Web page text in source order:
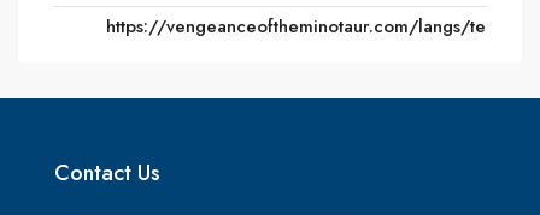
https://vengeanceoftheminotaur.com/langs/te
Contact Us